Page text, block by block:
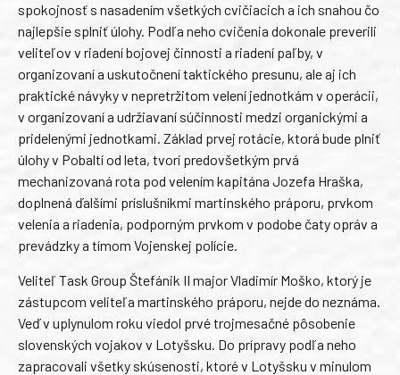
spokojnosť s nasadením všetkých cvičiacich a ich snahou čo
najlepšie splniť úlohy. Podľa neho cvičenia dokonale preverili
veliteľov v riadení bojovej činnosti a riadení paľby, v
organizovaní a uskutočnení taktického presunu, ale aj ich
praktické návyky v nepretržitom velení jednotkám v operácii,
v organizovaní a udržiavaní súčinnosti medzi organickými a
pridelenými jednotkami. Základ prvej rotácie, ktorá bude plniť
úlohy v Pobaltí od leta, tvorí predovšetkým prvá
mechanizovaná rota pod velením kapitána Jozefa Hraška,
doplnená ďalšími príslušníkmi martinského práporu, prvkom
velenia a riadenia, podporným prvkom v podobe čaty opráv a
prevádzky a tímom Vojenskej polície.
Veliteľ Task Group Štefánik II major Vladimír Moško, ktorý je
zástupcom veliteľa martinského práporu, nejde do neznáma.
Veď v uplynulom roku viedol prvé trojmesačné pôsobenie
slovenských vojakov v Lotyšsku. Do prípravy podľa neho
zapracovali všetky skúsenosti, ktoré v Lotyšsku v minulom